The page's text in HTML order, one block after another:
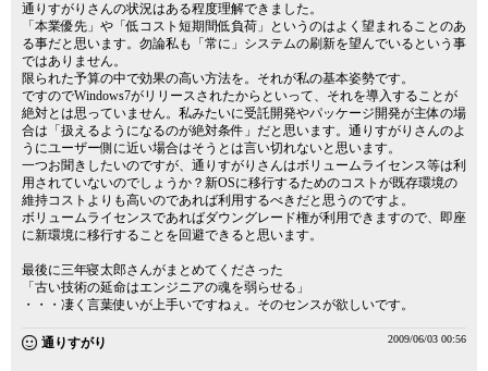
通りすがりさんの状況はある程度理解できました。
「本業優先」や「低コスト短期間低負荷」というのはよく望まれることのあ
る事だと思います。勿論私も「常に」システムの刷新を望んでいるという事
ではありません。
限られた予算の中で効果の高い方法を。それが私の基本姿勢です。
ですのでWindows7がリリースされたからといって、それを導入することが
絶対とは思っていません。私みたいに受託開発やパッケージ開発が主体の場
合は「扱えるようになるのが絶対条件」だと思います。通りすがりさんのよ
うにユーザー側に近い場合はそうとは言い切れないと思います。
一つお聞きしたいのですが、通りすがりさんはボリュームライセンス等は利
用されていないのでしょうか？新OSに移行するためのコストが既存環境の
維持コストよりも高いのであれば利用するべきだと思うのですよ。
ボリュームライセンスであればダウングレード権が利用できますので、即座
に新環境に移行することを回避できると思います。
最後に三年寝太郎さんがまとめてくださった
「古い技術の延命はエンジニアの魂を弱らせる」
・・・凄く言葉使いが上手いですねぇ。そのセンスが欲しいです。
通りすがり 2009/06/03 00:56